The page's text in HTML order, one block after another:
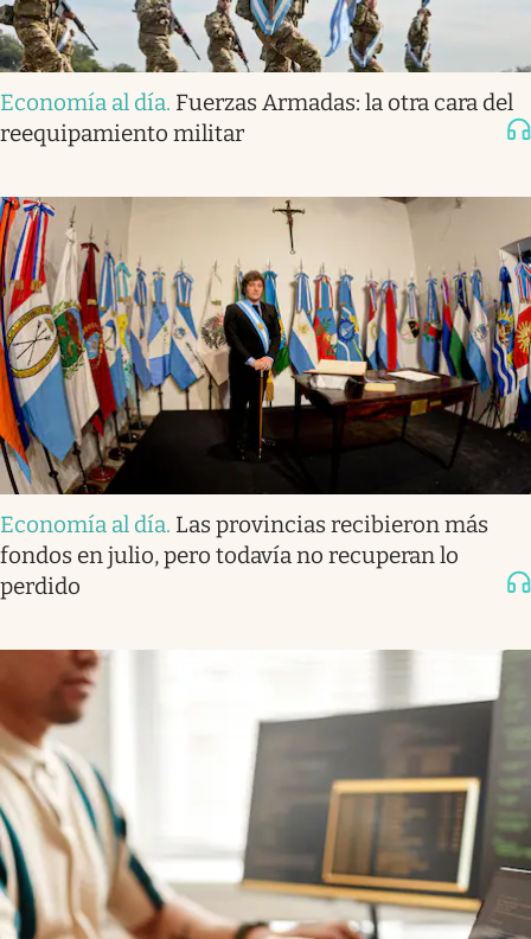
Economía al día. Fuerzas Armadas: la otra cara del
reequipamiento militar
Economía al día. Las provincias recibieron más
fondos en julio, pero todavía no recuperan lo
perdido